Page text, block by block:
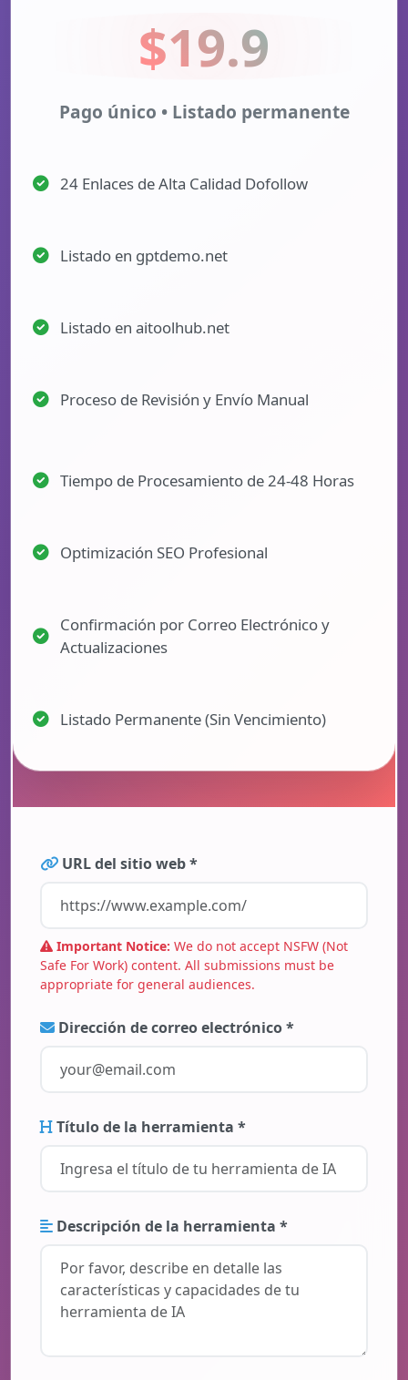
$19.9
Pago único • Listado permanente
24 Enlaces de Alta Calidad Dofollow
Listado en gptdemo.net
Listado en aitoolhub.net
Proceso de Revisión y Envío Manual
Tiempo de Procesamiento de 24-48 Horas
Optimización SEO Profesional
Confirmación por Correo Electrónico y
Actualizaciones
Listado Permanente (Sin Vencimiento)
URL del sitio web *
Important Notice: We do not accept NSFW (Not
Safe For Work) content. All submissions must be
appropriate for general audiences.
Dirección de correo electrónico *
Título de la herramienta *
Descripción de la herramienta *